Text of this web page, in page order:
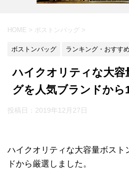
HOME > ボストンバッグ >
ボストンバッグ ランキング・おすす
ハイクオリティな大容
グを人気ブランドから
投稿日： 2019年12月27日
ハイクオリティな大容量ボスト
ドから厳選しました。